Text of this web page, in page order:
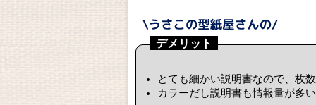
デメリット
とても細かい説明書なので、枚
カラーだし説明書も情報量が多